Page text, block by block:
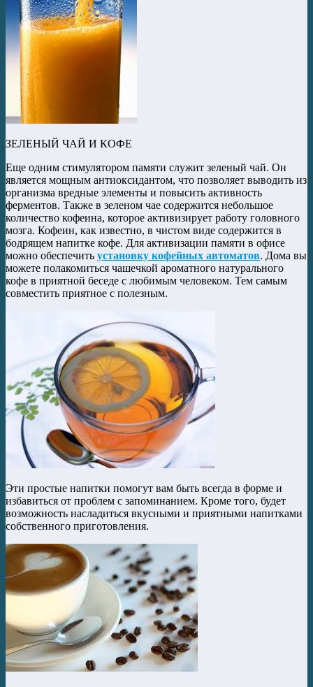
ЗЕЛЕНЫЙ ЧАЙ И КОФЕ
Еще одним стимулятором памяти служит зеленый чай. Он
является мощным антиоксидантом, что позволяет выводить из
организма вредные элементы и повысить активность
ферментов. Также в зеленом чае содержится небольшое
количество кофеина, которое активизирует работу головного
мозга. Кофеин, как известно, в чистом виде содержится в
бодрящем напитке кофе. Для активизации памяти в офисе
можно обеспечить установку кофейных автоматов. Дома вы
можете полакомиться чашечкой ароматного натурального
кофе в приятной беседе с любимым человеком. Тем самым
совместить приятное с полезным.
Эти простые напитки помогут вам быть всегда в форме и
избавиться от проблем с запоминанием. Кроме того, будет
возможность насладиться вкусными и приятными напитками
собственного приготовления.